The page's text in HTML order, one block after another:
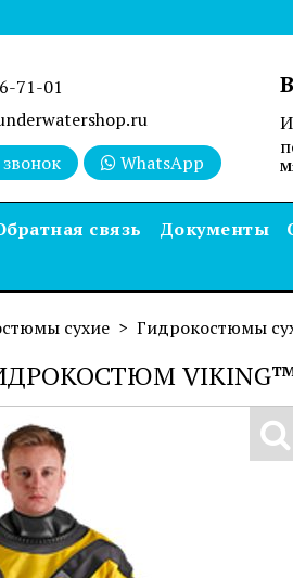
71-01
WhatsApp
связь Документы
сухие Гидрокостюмы
VIKING™